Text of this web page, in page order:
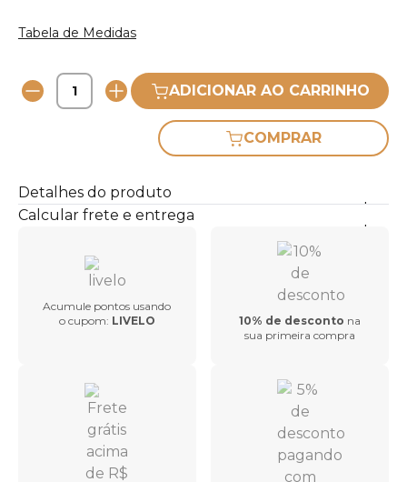
Tabela de Medidas
ADICIONAR AO CARRINHO
COMPRAR
Detalhes do produto
Calcular frete e entrega
Acumule pontos usando
o cupom: LIVELO 10% de desconto na
sua primeira compra